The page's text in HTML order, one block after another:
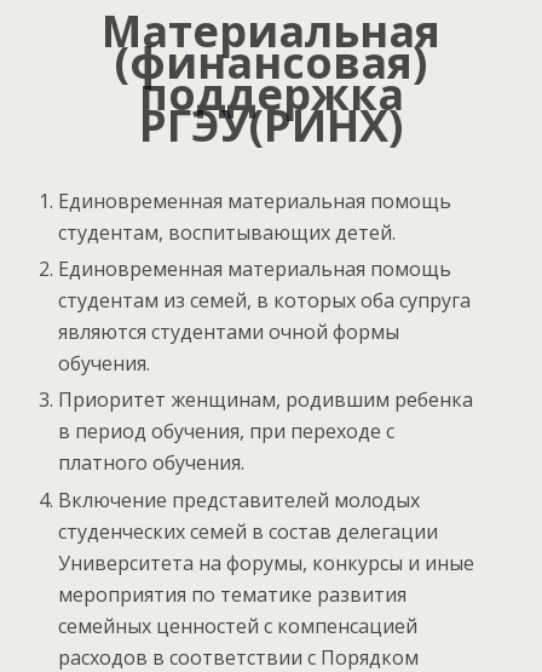
Материальная
(финансовая)
поддержка
РГЭУ(РИНХ)
Единовременная материальная помощь
студентам, воспитывающих детей.
Единовременная материальная помощь
студентам из семей, в которых оба супруга
являются студентами очной формы
обучения.
Приоритет женщинам, родившим ребенка
в период обучения, при переходе с
платного обучения.
Включение представителей молодых
студенческих семей в состав делегации
Университета на форумы, конкурсы и иные
мероприятия по тематике развития
семейных ценностей с компенсацией
расходов в соответствии с Порядком